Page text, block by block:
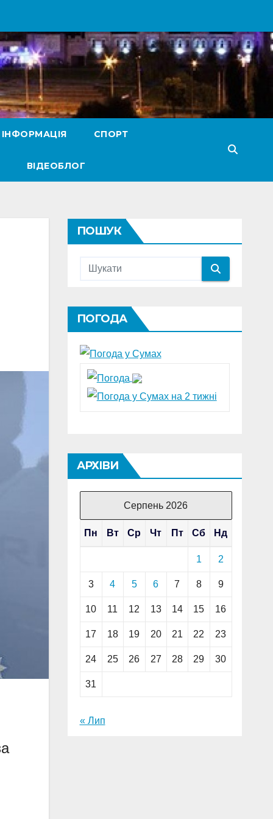
СПОРТ
ВІДЕОБЛОГ
ПОШУК
ПОГОДА
АРХІВИ
Серпень 2026
Пн Вт Ср Чт Пт Сб Нд
1 2
3 4 5 6 7 8 9
10 11 12 13 14 15 16
17 18 19 20 21 22 23
24 25 26 27 28 29 30
31
« Лип